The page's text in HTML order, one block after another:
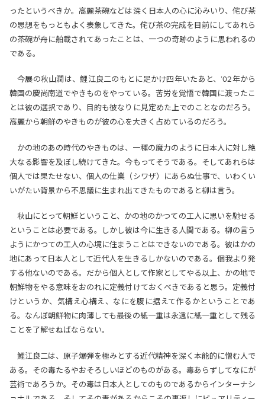
ったというべきか。高麗茶碗などは深く日本人の心に沁みいり、侘び茶
の思想をもっともよく表象してきた。侘び茶の完成を目前にしてあれら
の茶碗が舟に舶載されてあったことは、一つの奇跡のように思われるの
である。
今展の秋山潤は、鯉江良二のもとに足かけ四年いたあと、’02年から
韓国の慶尚南道でやきものをやっている。苦労を覚悟で韓国に渡ったこ
とは彼の選択であり、目的も彼なりに見定めた上でのことなのだろう。
高麗から朝鮮のやきものが彼の心を大きく占めているのだろう。
かの地のあの時代のやきものは、一種の魔力のように日本人に対し絶
大なる影響を及ぼし続けてきた。今もってそうである。そしてあれらは
個人では果たせない、個人の仕業（シワザ）にあらぬ仕事で、いわくい
いがたい背景から不思議に生まれ出てきたものであると柳は言う。
秋山にとって朝鮮ということ、かの地のかつての工人に思いを馳せる
ということは必要である。しかし彼は今に生きる人間である。柳の言う
ようにかつての工人の心境に住まうことはできないのである。彼はかの
地にあって日本人として近代人を生きるしかないのである。個我より発
する他ないのである。だから個人として作家としてやる以上、かの地で
朝鮮物をやる意味をおのれに定義付けておくべきであると思う。定義付
けというか、気構え心構え、なにを腹に据えて作るかということであ
る。なんぼ朝鮮物に肉薄しても最後の紙一重は永遠に紙一重として残る
ことを了解せねばならない。
鯉江良二は、原子爆弾を極みとする近代精神を深く本能的に憎む人で
ある。その毒たるやおそろしいほどのものがある。毒あらずしてなにが
芸術であろうか。その毒は日本人としてのものであるからインターナシ